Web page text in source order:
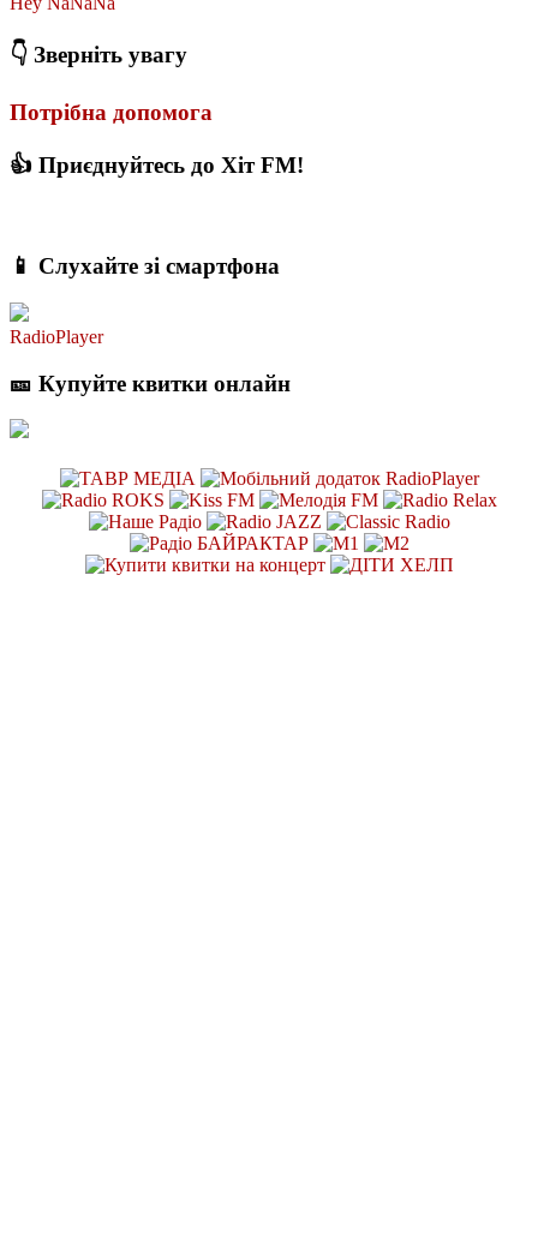
👇 Зверніть увагу
Потрібна допомога
👍 Приєднуйтесь до Хіт FM!
📱 Слухайте зі смартфона
RadioPlayer
🎫 Купуйте квитки онлайн